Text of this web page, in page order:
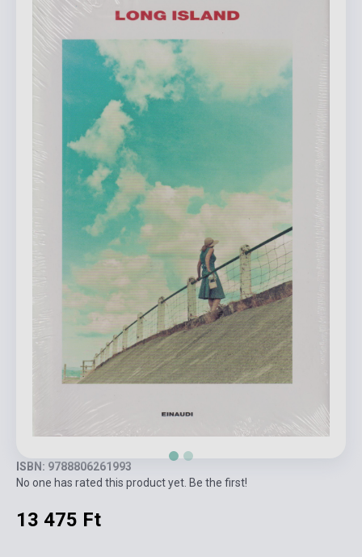
ISBN: 9788806261993
No one has rated this product yet. Be the first!
13 475 Ft